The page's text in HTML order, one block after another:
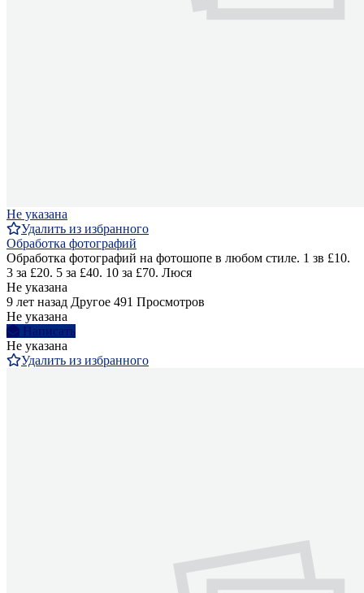
Не указана
Удалить из избранного
Обработка фотографий
Обработка фотографий на фотошопе в любом стиле. 1 зв £10.
3 за £20. 5 за £40. 10 за £70. Люся
Не указана
9 лет назад Другое 491 Просмотров
Не указана
Написать
Не указана
Удалить из избранного